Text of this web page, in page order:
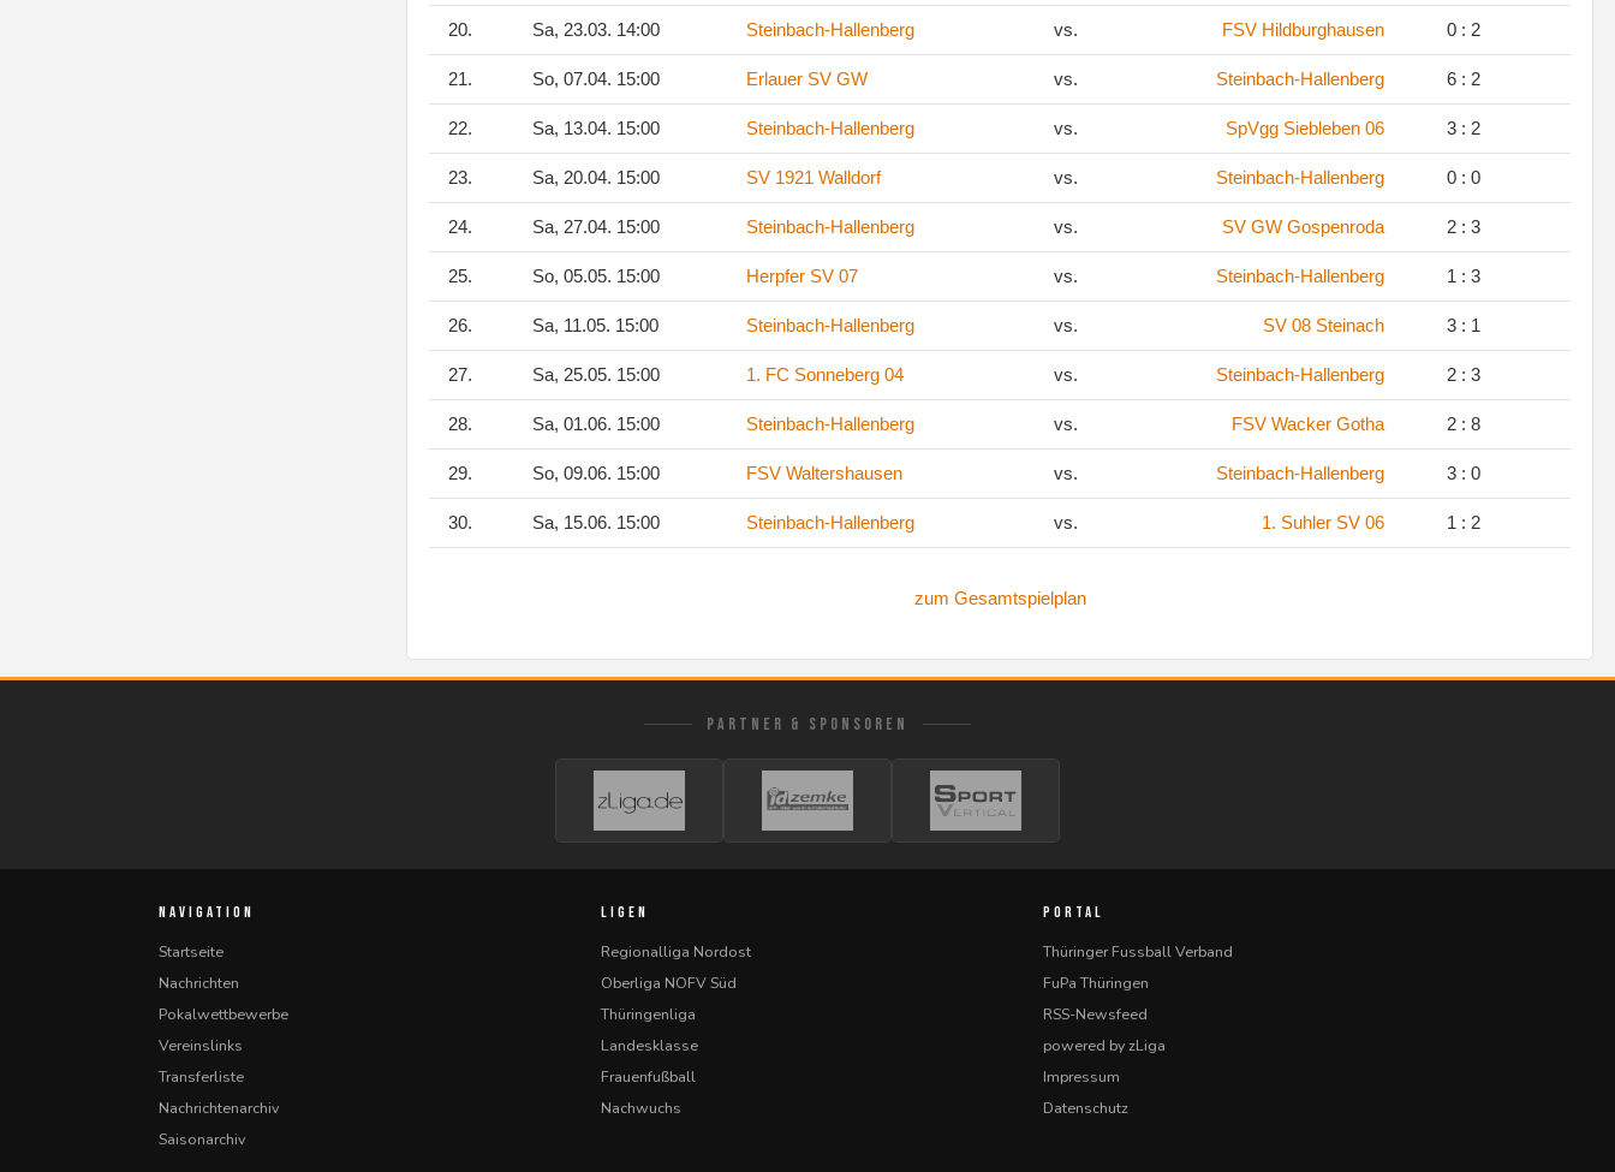
20. Sa, 23.03. 14:00 Steinbach-Hallenberg vs. FSV Hildburghausen 0 : 2
21. So, 07.04. 15:00 Erlauer SV GW vs. Steinbach-Hallenberg 6 : 2
22. Sa, 13.04. 15:00 Steinbach-Hallenberg vs. SpVgg Siebleben 06 3 : 2
23. Sa, 20.04. 15:00 SV 1921 Walldorf vs. Steinbach-Hallenberg 0 : 0
24. Sa, 27.04. 15:00 Steinbach-Hallenberg vs. SV GW Gospenroda 2 : 3
25. So, 05.05. 15:00 Herpfer SV 07 vs. Steinbach-Hallenberg 1 : 3
26. Sa, 11.05. 15:00 Steinbach-Hallenberg vs. SV 08 Steinach 3 : 1
27. Sa, 25.05. 15:00 1. FC Sonneberg 04 vs. Steinbach-Hallenberg 2 : 3
28. Sa, 01.06. 15:00 Steinbach-Hallenberg vs. FSV Wacker Gotha 2 : 8
29. So, 09.06. 15:00 FSV Waltershausen vs. Steinbach-Hallenberg 3 : 0
30. Sa, 15.06. 15:00 Steinbach-Hallenberg vs. 1. Suhler SV 06 1 : 2
zum Gesamtspielplan
PARTNER & SPONSOREN
NAVIGATION
Startseite
Nachrichten
Pokalwettbewerbe
Vereinslinks
Transferliste
Nachrichtenarchiv
Saisonarchiv
LIGEN
Regionalliga Nordost
Oberliga NOFV Süd
Thüringenliga
Landesklasse
Frauenfußball
Nachwuchs
PORTAL
Thüringer Fussball Verband
FuPa Thüringen
RSS-Newsfeed
powered by zLiga
Impressum
Datenschutz